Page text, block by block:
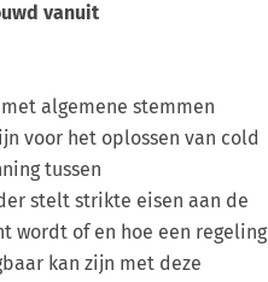
vanuit
algemene stemmen
voor het oplossen van cold
tussen
stelt strikte eisen aan de
wordt of en hoe een regeling
kan zijn met deze